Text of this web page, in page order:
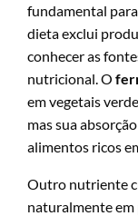
fundamental
dieta exclui
conhecer as
nutricional. O
em vegetais
mas sua
alimentos ricos
Outro nutriente
naturalmente em